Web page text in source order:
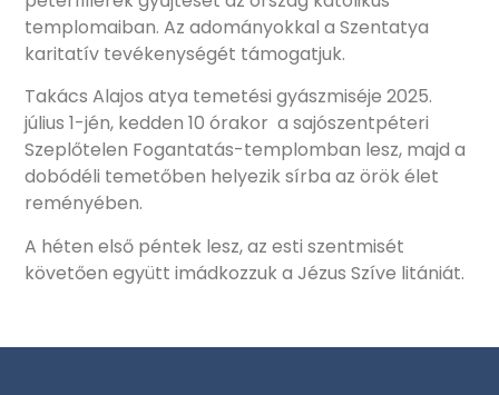
templomaiban. Az adományokkal a Szentatya
karitatív tevékenységét támogatjuk.
Takács Alajos atya temetési gyászmiséje 2025.
július 1-jén, kedden 10 órakor a sajószentpéteri
Szeplőtelen Fogantatás-templomban lesz, majd a
dobódéli temetőben helyezik sírba az örök élet
reményében.
A héten első péntek lesz, az esti szentmisét
követően együtt imádkozzuk a Jézus Szíve litániát.